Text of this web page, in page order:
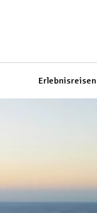
Erlebnisreisen